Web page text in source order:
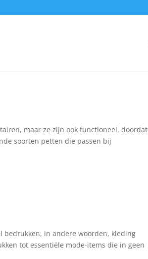
maar ze zijn ook functioneel, doordat
soorten petten die passen bij
in andere woorden, kleding
tot essentiële mode-items die in geen